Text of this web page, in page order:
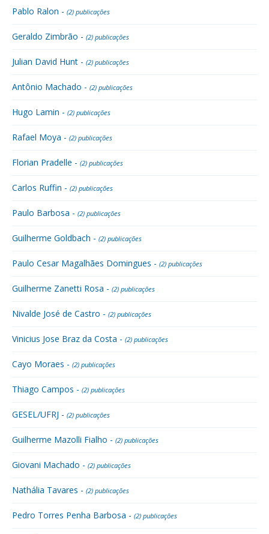
Pablo Ralon - (2) publicações
Geraldo Zimbrão - (2) publicações
Julian David Hunt - (2) publicações
Antônio Machado - (2) publicações
Hugo Lamin - (2) publicações
Rafael Moya - (2) publicações
Florian Pradelle - (2) publicações
Carlos Ruffin - (2) publicações
Paulo Barbosa - (2) publicações
Guilherme Goldbach - (2) publicações
Paulo Cesar Magalhães Domingues - (2) publicações
Guilherme Zanetti Rosa - (2) publicações
Nivalde José de Castro - (2) publicações
Vinicius Jose Braz da Costa - (2) publicações
Cayo Moraes - (2) publicações
Thiago Campos - (2) publicações
GESEL/UFRJ - (2) publicações
Guilherme Mazolli Fialho - (2) publicações
Giovani Machado - (2) publicações
Nathália Tavares - (2) publicações
Pedro Torres Penha Barbosa - (2) publicações